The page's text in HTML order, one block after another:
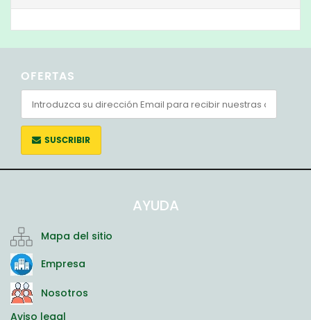
OFERTAS
SUSCRIBIR
AYUDA
Mapa del sitio
Empresa
Nosotros
Aviso legal